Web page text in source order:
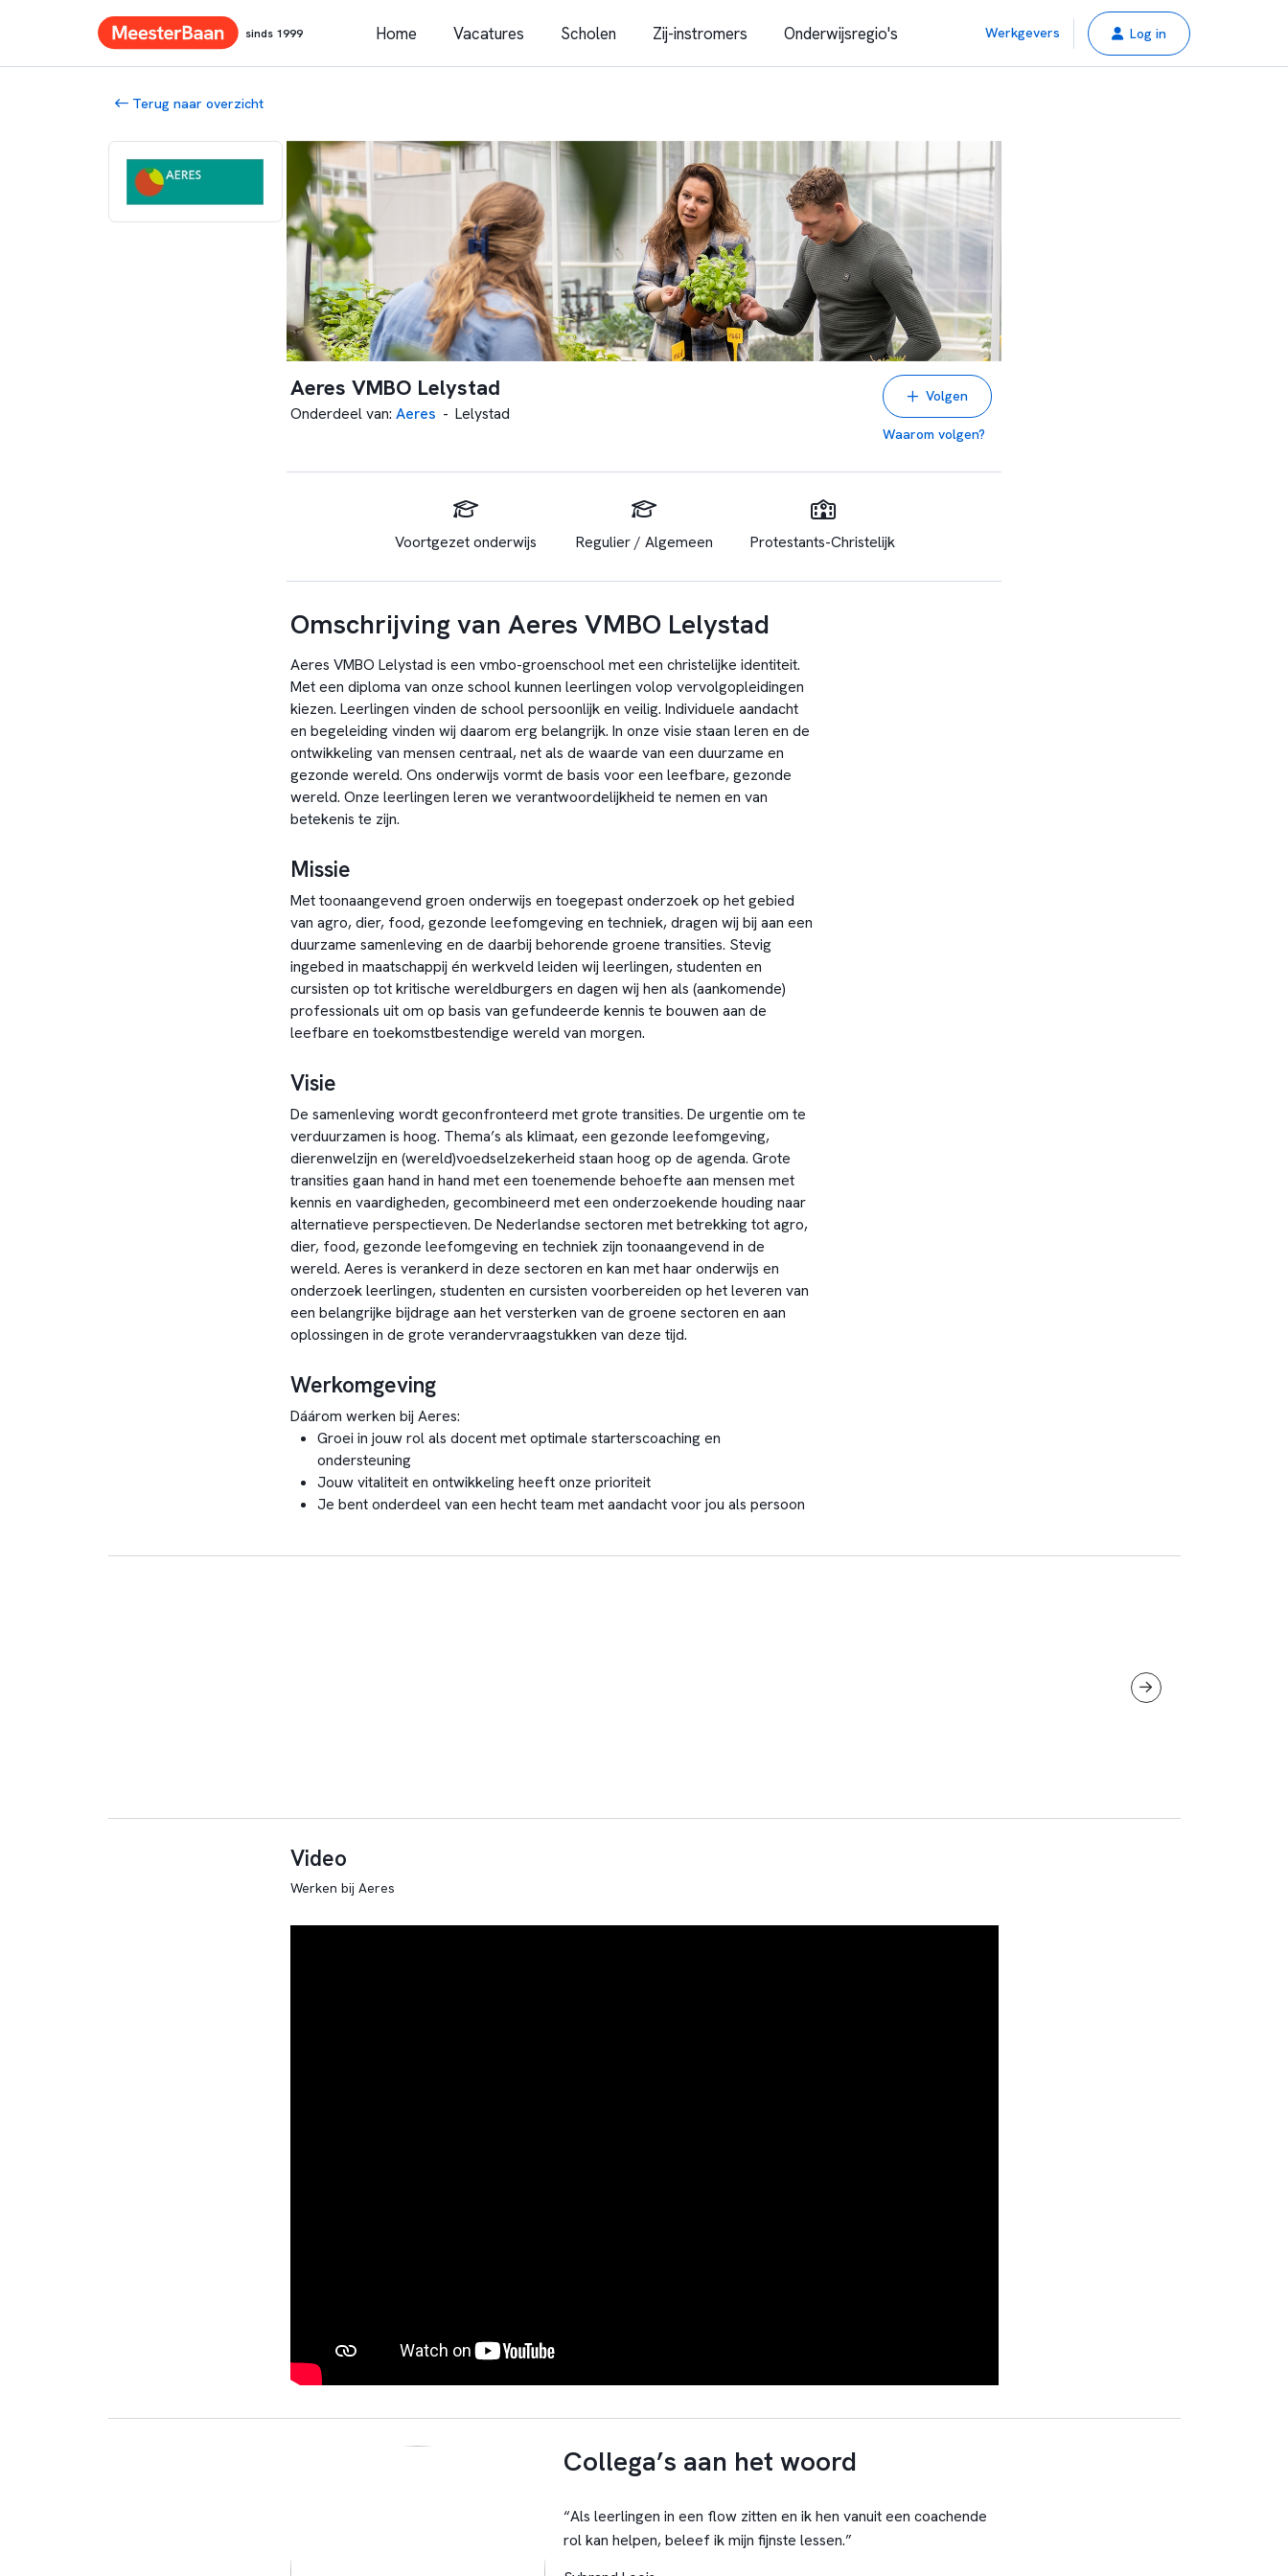
sinds 1999 Home Vacatures Scholen Zij-instromers Onderwijsregio's Werkgevers Log in
Terug naar overzicht
Aeres VMBO Lelystad
Onderdeel van: Aeres - Lelystad
Volgen
Waarom volgen?
Voortgezet onderwijs Regulier / Algemeen Protestants-Christelijk
Omschrijving van Aeres VMBO Lelystad
Aeres VMBO Lelystad is een vmbo-groenschool met een christelijke identiteit.
Met een diploma van onze school kunnen leerlingen volop vervolgopleidingen
kiezen. Leerlingen vinden de school persoonlijk en veilig. Individuele aandacht
en begeleiding vinden wij daarom erg belangrijk. In onze visie staan leren en de
ontwikkeling van mensen centraal, net als de waarde van een duurzame en
gezonde wereld. Ons onderwijs vormt de basis voor een leefbare, gezonde
wereld. Onze leerlingen leren we verantwoordelijkheid te nemen en van
betekenis te zijn.
Missie
Met toonaangevend groen onderwijs en toegepast onderzoek op het gebied
van agro, dier, food, gezonde leefomgeving en techniek, dragen wij bij aan een
duurzame samenleving en de daarbij behorende groene transities. Stevig
ingebed in maatschappij én werkveld leiden wij leerlingen, studenten en
cursisten op tot kritische wereldburgers en dagen wij hen als (aankomende)
professionals uit om op basis van gefundeerde kennis te bouwen aan de
leefbare en toekomstbestendige wereld van morgen.
Visie
De samenleving wordt geconfronteerd met grote transities. De urgentie om te
verduurzamen is hoog. Thema’s als klimaat, een gezonde leefomgeving,
dierenwelzijn en (wereld)voedselzekerheid staan hoog op de agenda. Grote
transities gaan hand in hand met een toenemende behoefte aan mensen met
kennis en vaardigheden, gecombineerd met een onderzoekende houding naar
alternatieve perspectieven. De Nederlandse sectoren met betrekking tot agro,
dier, food, gezonde leefomgeving en techniek zijn toonaangevend in de
wereld. Aeres is verankerd in deze sectoren en kan met haar onderwijs en
onderzoek leerlingen, studenten en cursisten voorbereiden op het leveren van
een belangrijke bijdrage aan het versterken van de groene sectoren en aan
oplossingen in de grote verandervraagstukken van deze tijd.
Werkomgeving
Dáárom werken bij Aeres:
Groei in jouw rol als docent met optimale starterscoaching en
ondersteuning
Jouw vitaliteit en ontwikkeling heeft onze prioriteit
Je bent onderdeel van een hecht team met aandacht voor jou als persoon
Video
Werken bij Aeres
Collega’s aan het woord
“Als leerlingen in een flow zitten en ik hen vanuit een coachende
rol kan helpen, beleef ik mijn fijnste lessen.”